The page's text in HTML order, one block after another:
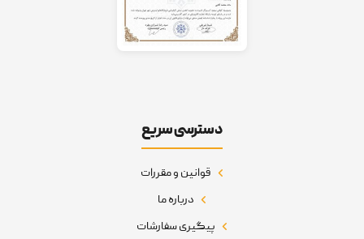
دسترسی سریع
قوانین و مقررات
درباره ما
پیگیری سفارشات